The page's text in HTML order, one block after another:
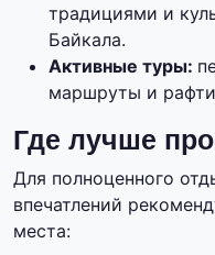
традициями и
Байкала.
Активные туры:
маршруты и
Где лучше
Для полноценного
впечатлений
места: